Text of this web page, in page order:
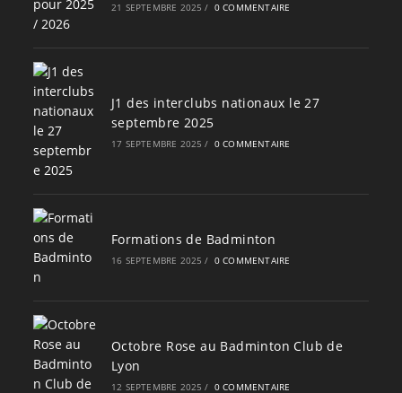
21 SEPTEMBRE 2025 / 0 COMMENTAIRE
J1 des interclubs nationaux le 27
septembre 2025
17 SEPTEMBRE 2025 / 0 COMMENTAIRE
Formations de Badminton
16 SEPTEMBRE 2025 / 0 COMMENTAIRE
Octobre Rose au Badminton Club de
Lyon
12 SEPTEMBRE 2025 / 0 COMMENTAIRE